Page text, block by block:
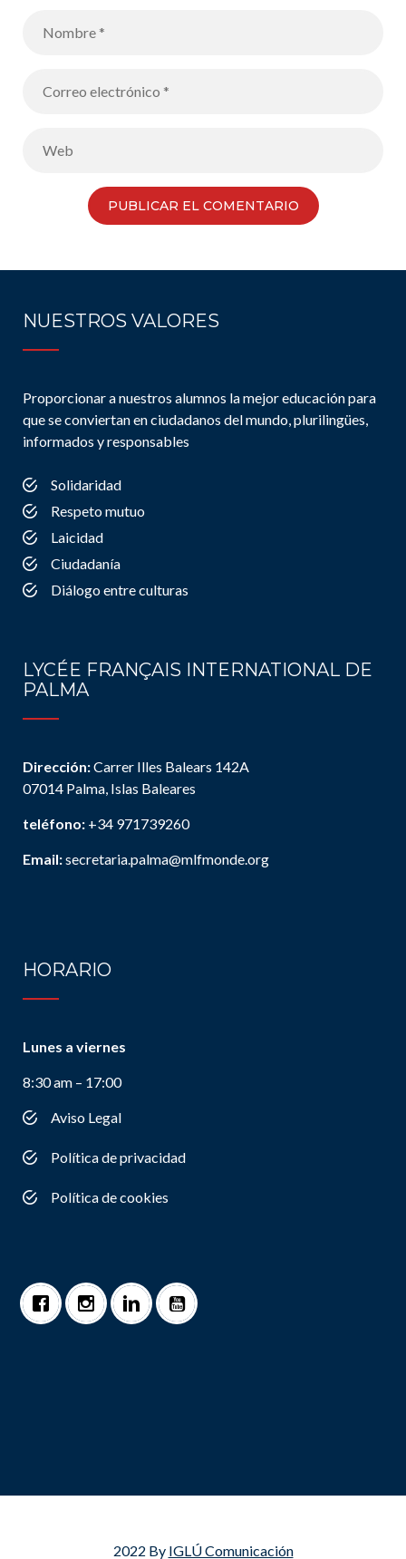
NUESTROS VALORES
Proporcionar a nuestros alumnos la mejor educación para
que se conviertan en ciudadanos del mundo, plurilingües,
informados y responsables
Solidaridad
Respeto mutuo
Laicidad
Ciudadanía
Diálogo entre culturas
LYCÉE FRANÇAIS INTERNATIONAL DE
PALMA
Dirección:Carrer Illes Balears 142A
07014 Palma, Islas Baleares
teléfono: +34 971739260
Email:secretaria.palma@mlfmonde.org
HORARIO
Lunes a viernes
8:30 am – 17:00
Aviso Legal
Política de privacidad
Política de cookies
2022 By IGLÚ Comunicación